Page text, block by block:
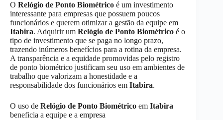
O Relógio de Ponto Biométrico é um investimento
interessante para empresas que possuem poucos
funcionários e querem otimizar a gestão da equipe em
Itabira. Adquirir um Relógio de Ponto Biométrico é o
tipo de investimento que se paga no longo prazo,
trazendo inúmeros benefícios para a rotina da empresa.
A transparência e a equidade promovidas pelo registro
de ponto biométrico justificam seu uso em ambientes de
trabalho que valorizam a honestidade e a
responsabilidade dos funcionários em Itabira.
O uso de Relógio de Ponto Biométrico em Itabira
beneficia a equipe e a empresa